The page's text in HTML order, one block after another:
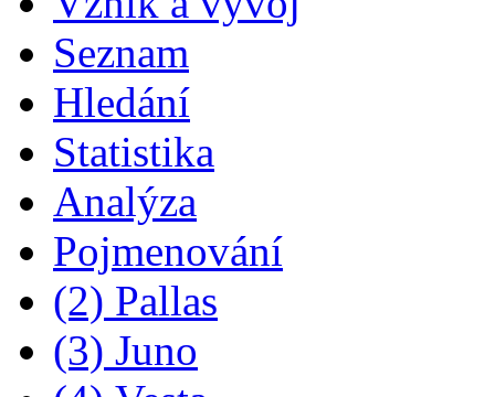
Seznam
Hledání
Statistika
Analýza
Pojmenování
(2) Pallas
(3) Juno